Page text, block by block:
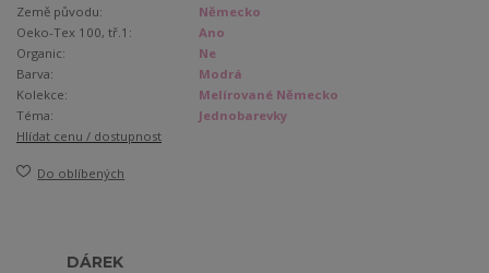
Země původu:
Německo
Oeko-Tex 100, tř.1:
Ano
Organic:
Ne
Barva:
Modrá
Kolekce:
Melírované Německo
Téma:
Jednobarevky
Hlídat cenu / dostupnost
Do oblíbených
DÁREK